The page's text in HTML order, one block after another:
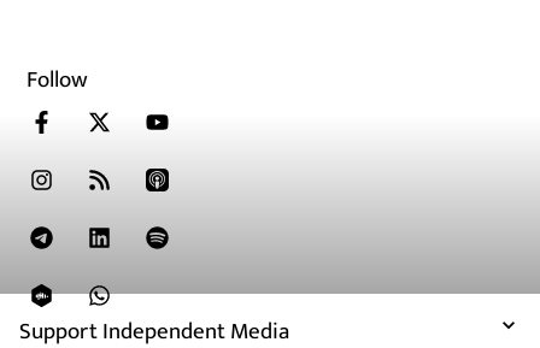
Support Independent Media
Follow